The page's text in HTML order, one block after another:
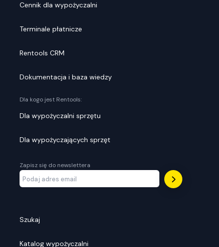
Cennik dla wypożyczalni
Terminale płatnicze
Rentools CRM
Dokumentacja i baza wiedzy
Dla kogo jest Rentools:
Dla wypożyczalni sprzętu
Dla wypożyczających sprzęt
Zapisz się do newslettera
Szukaj
Katalog wypożyczalni